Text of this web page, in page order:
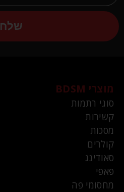
שלח
מוצרי BDSM
סוגי רתמות
קשירות
מסכות
קולרים
סאודינג
פאפי
מחסומי פה